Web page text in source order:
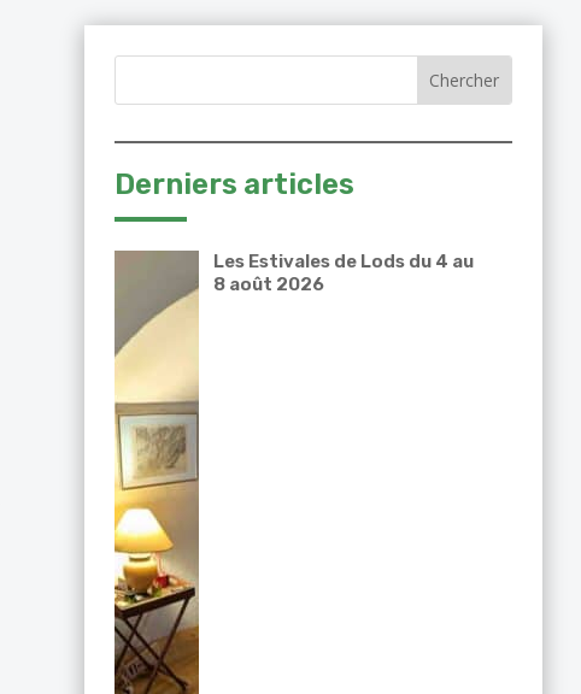
Derniers articles
Les Estivales de Lods du 4 au
8 août 2026